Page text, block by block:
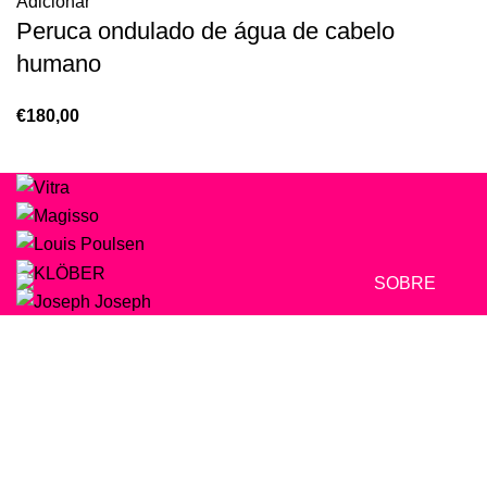
Peruca ondulado de água de cabelo
humano
€180,00
SOBRE